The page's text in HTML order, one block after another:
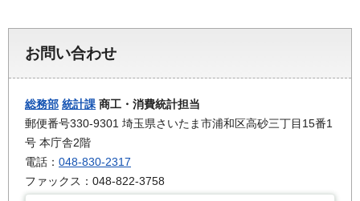
お問い合わせ
総務部 統計課 商工・消費統計担当
郵便番号330-9301 埼玉県さいたま市浦和区高砂三丁目15番1
号 本庁舎2階
電話： 048-830-2317
ファックス：048-822-3758